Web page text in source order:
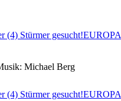
(4) Stürmer gesucht!EUROPA
Michael Berg
(4) Stürmer gesucht!EUROPA